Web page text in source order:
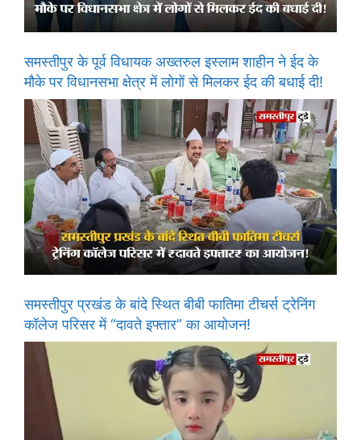
समस्तीपुर के पूर्व विधायक अख्तरुल इस्लाम शाहीन ने ईद के
मौके पर विधानसभा क्षेत्र में लोगों से मिलकर ईद की बधाई दी!
समस्तीपुर प्रखंड के बांदे स्थित बीबी फातिमा टीचर्स ट्रेनिंग
कॉलेज परिसर में “दावते इफ्तार” का आयोजन!